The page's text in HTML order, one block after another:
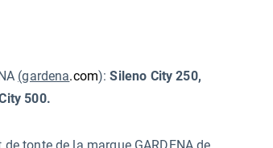
(gardena.com):Sileno City 250,
500.